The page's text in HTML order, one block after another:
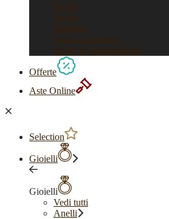
Per lui
Per lei
Bambini
Feste e ricorrenze
Anelli di fidanzamento
Offerte
Aste Online
Selection
Gioielli
Gioielli
Vedi tutti
Anelli